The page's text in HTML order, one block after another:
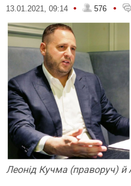
13.01.2021, 09:14 • 576 •
Леонід Кучма (праворуч) й